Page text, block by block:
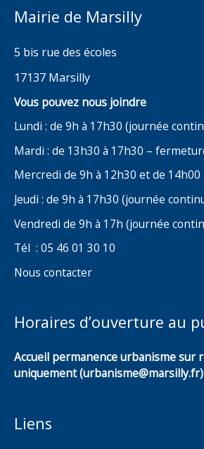
Mairie de Marsilly
5 bis rue des écoles
17137 Marsilly
Vous pouvez nous joindre
Lundi : de 9h à 17h30 (journée
Mardi : de 13h30 à 17h30 –
Mercredi de 9h à 12h30 et de 14h00
Jeudi : de 9h à 17h30 (journée
Vendredi de 9h à 17h (journée
Tél : 05 46 01 30 10
Nous contacter
Horaires d’ouverture au
Accueil permanence urbanisme sur
uniquement (urbanisme@marsilly.fr)
Liens